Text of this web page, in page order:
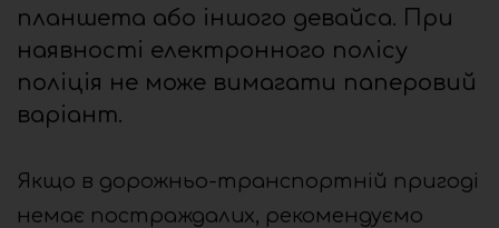
планшета або іншого девайса. При
наявності електронного полісу
поліція не може вимагати паперовий
варіант.
Якщо в дорожньо-транспортній пригоді
немає постраждалих, рекомендуємо